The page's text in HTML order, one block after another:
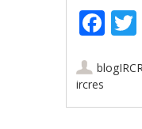
ircres